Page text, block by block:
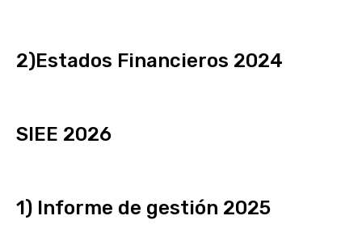
2)Estados Financieros 2024
SIEE 2026
1) Informe de gestión 2025